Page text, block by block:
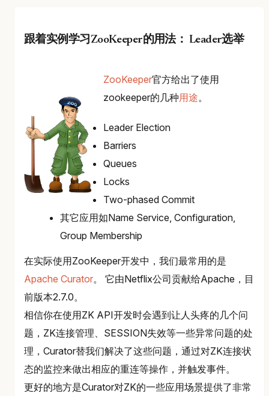
跟着实例学习ZooKeeper的用法： Leader选举
ZooKeeper官方给出了使用
zookeeper的几种用途。
Leader Election
Barriers
Queues
Locks
Two-phased Commit
其它应用如Name Service, Configuration,
Group Membership
在实际使用ZooKeeper开发中，我们最常用的是
Apache Curator。 它由Netflix公司贡献给Apache，目
前版本2.7.0。
相信你在使用ZK API开发时会遇到让人头疼的几个问
题，ZK连接管理、SESSION失效等一些异常问题的处
理，Curator替我们解决了这些问题，通过对ZK连接状
态的监控来做出相应的重连等操作，并触发事件。
更好的地方是Curator对ZK的一些应用场景提供了非常